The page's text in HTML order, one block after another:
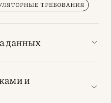
ТРЕБОВАНИЯ
данных
и